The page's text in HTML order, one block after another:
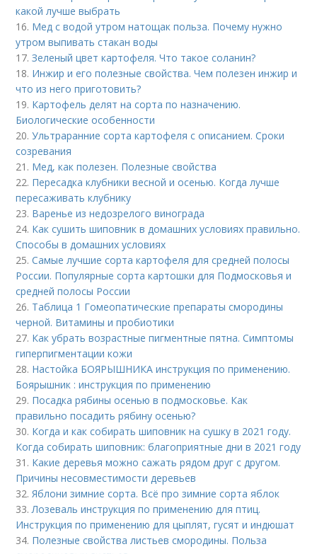
какой лучше выбрать
16. Мед с водой утром натощак польза. Почему нужно
утром выпивать стакан воды
17.Зеленый цвет картофеля. Что такое соланин?
18. Инжир и его полезные свойства. Чем полезен инжир и
что из него приготовить?
19. Картофель делят на сорта по назначению.
Биологические особенности
20.Ультраранние сорта картофеля с описанием. Сроки
созревания
21. Мед, как полезен. Полезные свойства
22. Пересадка клубники весной и осенью. Когда лучше
пересаживать клубнику
23. Варенье из недозрелого винограда
24. Как сушить шиповник в домашних условиях правильно.
Способы в домашних условиях
25.Самые лучшие сорта картофеля для средней полосы
России. Популярные сорта картошки для Подмосковья и
средней полосы России
26. Таблица 1 Гомеопатические препараты смородины
черной. Витамины и пробиотики
27. Как убрать возрастные пигментные пятна. Симптомы
гиперпигментации кожи
28. Настойка БОЯРЫШНИКА инструкция по применению.
Боярышник : инструкция по применению
29. Посадка рябины осенью в подмосковье. Как
правильно посадить рябину осенью?
30. Когда и как собирать шиповник на сушку в 2021 году.
Когда собирать шиповник: благоприятные дни в 2021 году
31. Какие деревья можно сажать рядом друг с другом.
Причины несовместимости деревьев
32.Яблони зимние сорта. Всё про зимние сорта яблок
33.Лозеваль инструкция по применению для птиц.
Инструкция по применению для цыплят, гусят и индюшат
34. Полезные свойства листьев смородины. Польза